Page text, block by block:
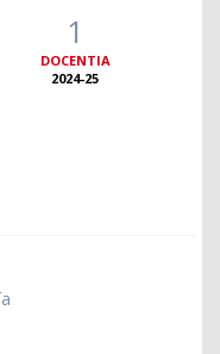
1
DOCENTIA
2024-25